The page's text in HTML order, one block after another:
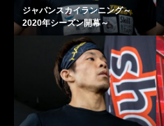
ジャパンスカイランニング～
2020年シーズン開幕～